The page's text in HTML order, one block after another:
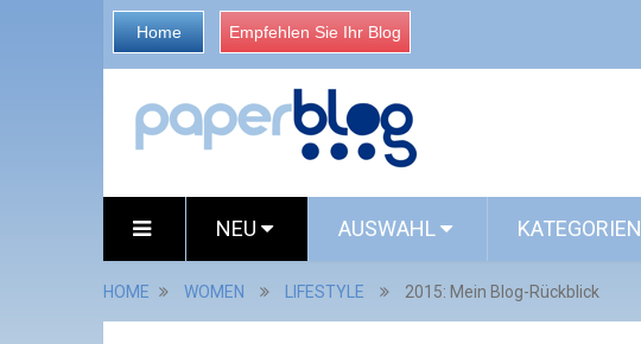
Home Empfehlen Sie Ihr Blog
NEU AUSWAHL KATEGORIEN
HOME WOMEN LIFESTYLE 2015: Mein Blog-Rückblick